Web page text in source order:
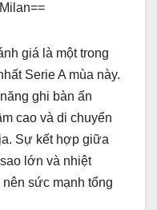
giá là một trong
Serie A mùa này.
ghi bàn ấn
cao và di chuyển
Sự kết hợp giữa
lớn và nhiệt
nên sức mạnh tổng